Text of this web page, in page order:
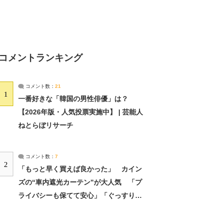
メントランキング
1
コメント数： 21
一番好きな「韓国の男性俳優」は？
【2026年版・人気投票実施中】 | 芸能人
ねとらぼリサーチ
2
コメント数： 7
「もっと早く買えば良かった」 カイン
ズの“車内遮光カーテン”が大人気 「プ
ライバシーも保てて安心」「ぐっすり眠